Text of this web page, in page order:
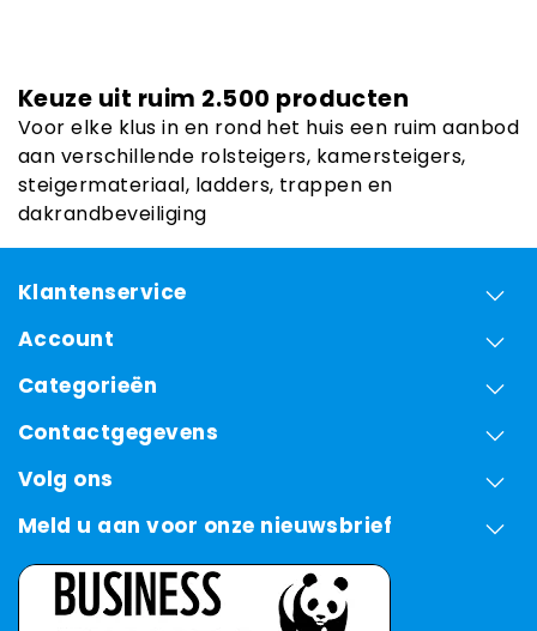
Keuze uit ruim 2.500 producten
Voor elke klus in en rond het huis een ruim aanbod
aan verschillende rolsteigers, kamersteigers,
steigermateriaal, ladders, trappen en
dakrandbeveiliging
Klantenservice
Account
Categorieën
Contactgegevens
Volg ons
Meld u aan voor onze nieuwsbrief